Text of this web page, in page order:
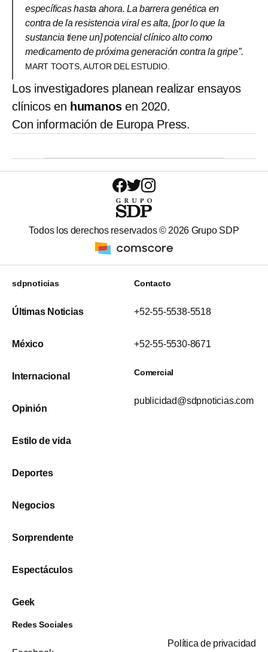
específicas hasta ahora. La barrera genética en
contra de la resistencia viral es alta, [por lo que la
sustancia tiene un] potencial clínico alto como
medicamento de próxima generación contra la gripe”.
MART TOOTS, AUTOR DEL ESTUDIO.
Los investigadores planean realizar ensayos
clínicos en humanosen 2020.
Con información de Europa Press.
Todos los derechos reservados © 2026 Grupo SDP
sdpnoticias
Últimas Noticias
México
Internacional
Opinión
Estilo de vida
Deportes
Negocios
Sorprendente
Espectáculos
Geek
Contacto
+52-55-5538-5518
+52-55-5530-8671
Comercial
publicidad@sdpnoticias.com
Redes Sociales
Política de privacidad